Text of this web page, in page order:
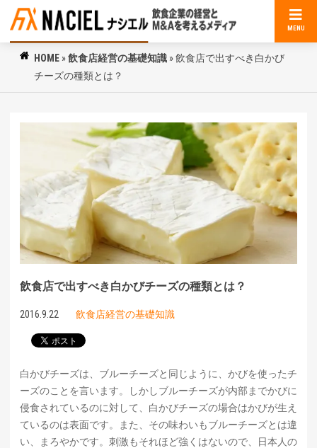
MENU
HOME »飲食店経営の基礎知識 »飲食店で出すべき白かび
チーズの種類とは？
飲食店で出すべき白かびチーズの種類とは？
2016.9.22 飲食店経営の基礎知識
白かびチーズは、ブルーチーズと同じように、かびを使ったチ
ーズのことを言います。しかしブルーチーズが内部までかびに
侵食されているのに対して、白かびチーズの場合はかびが生え
ているのは表面です。また、その味わいもブルーチーズとは違
い、まろやかです。刺激もそれほど強くはないので、日本人の